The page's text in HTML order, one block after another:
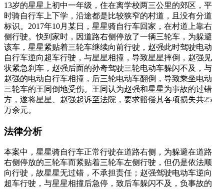
13岁的星星上初中一年级，住在离学校两三公里的郊区，平
时骑自行车上下学，沿途都是比较狭窄的村道，且没有分道
标识。2017年10月某日，星星骑自行车回家，在村道上靠右
侧行驶。快到家时，因道路右侧停放了一辆三轮车，为躲避
该车，星星紧贴着三轮车继续向前行驶，赵强此时驾驶电动
自行车逆向超车行驶，与星星相撞，导致星星摔倒，赵强见
状紧急刹车，赵强后面的孙奇驾驶三轮电动车躲闪不及，与
赵强的电动自行车相撞，后三轮电动车翻倒，导致乘坐电动
三轮车的王同倒地受伤。王同认为赵强和星星为事故的过错
方，遂将星星、赵强起诉至法院，要求赔偿其各项损失共25
万余元。
法律分析
本案中，星星骑自行车正常行驶在道路右侧，为躲避在道路
右侧停放的三轮车而紧贴着三轮车左侧行驶，但仍是依法顺
向行驶，故星星无过错，不承担责任；赵强驾驶电动车逆向
超车行驶，与星星相撞后急停，致后车躲闪不及，负事故的